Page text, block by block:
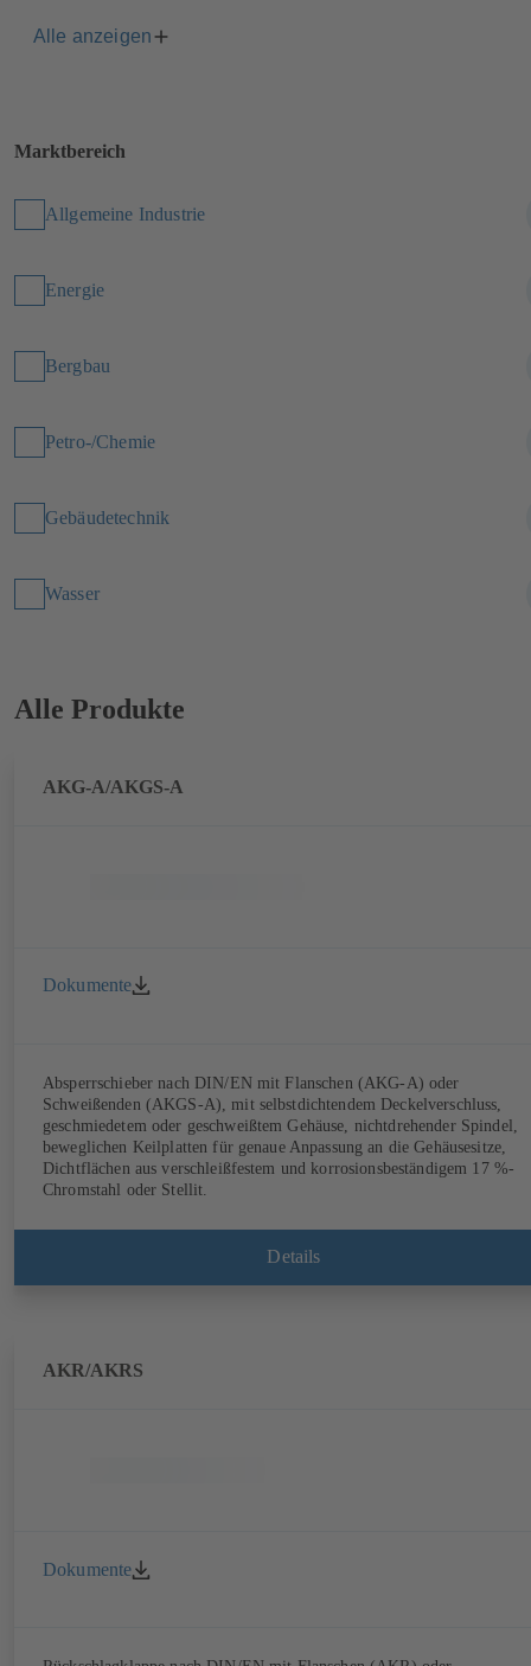
Alle anzeigen
Marktbereich
Allgemeine Industrie
Energie
Bergbau
Petro-/Chemie
Gebäudetechnik
Wasser
Alle Produkte
AKG-A/AKGS-A
Dokumente
Absperrschieber nach DIN/EN mit Flanschen (AKG-A) oder
Schweißenden (AKGS-A), mit selbstdichtendem Deckelverschluss,
geschmiedetem oder geschweißtem Gehäuse, nichtdrehender Spindel,
beweglichen Keilplatten für genaue Anpassung an die Gehäusesitze,
Dichtflächen aus verschleißfestem und korrosionsbeständigem 17 %-
Chromstahl oder Stellit.
Details
AKR/AKRS
Dokumente